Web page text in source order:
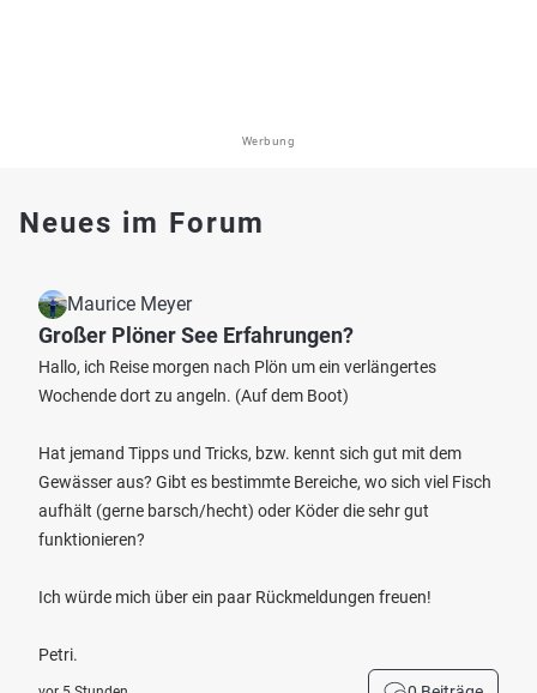
Werbung
Neues im Forum
Maurice Meyer
Großer Plöner See Erfahrungen?
Hallo, ich Reise morgen nach Plön um ein verlängertes
Wochende dort zu angeln. (Auf dem Boot)
Hat jemand Tipps und Tricks, bzw. kennt sich gut mit dem
Gewässer aus? Gibt es bestimmte Bereiche, wo sich viel Fisch
aufhält (gerne barsch/hecht) oder Köder die sehr gut
funktionieren?
Ich würde mich über ein paar Rückmeldungen freuen!
Petri.